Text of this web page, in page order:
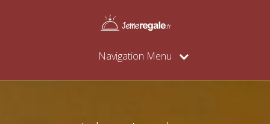
Navigation Menu